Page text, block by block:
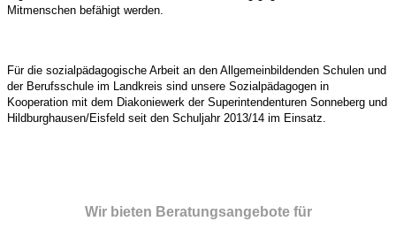
Mitmenschen befähigt werden.
Für die sozialpädagogische Arbeit an den Allgemeinbildenden Schulen und
der Berufsschule im Landkreis sind unsere Sozialpädagogen in
Kooperation mit dem Diakoniewerk der Superintendenturen Sonneberg und
Hildburghausen/Eisfeld seit den Schuljahr 2013/14 im Einsatz.
Wir bieten Beratungsangebote für